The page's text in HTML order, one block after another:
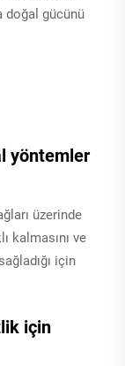
doğal gücünü
yöntemler
üzerinde
kalmasını ve
için
için